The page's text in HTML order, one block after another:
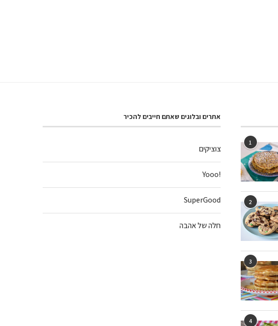
1
2
3
4
אתרים ובלוגים שאתם חייבים להכיר
צוציקים
!Yooo
SuperGood
חלה של אהבה